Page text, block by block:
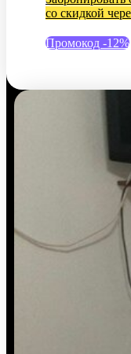
со скидкой
Промокод -12%